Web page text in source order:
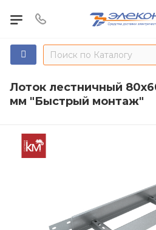
Лоток лестничный
мм "Быстрый монтаж"